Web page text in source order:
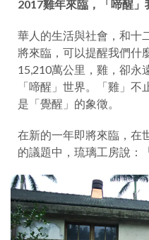
2017雞年來臨，「啼醒」
華人的生活與社會，和十
將來臨，可以提醒我們什
15,210萬公里，雞，卻永
「啼醒」世界。「雞」
是「覺醒」的象徵。
在新的一年即將來臨，在
的議題中，琉璃工房說：